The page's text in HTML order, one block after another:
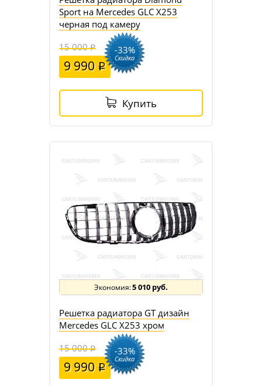
Sport на Mercedes GLC X253
черная под камеру
15 000
9 990
-33%
Скидка
Купить
5 010 руб.
Решетка радиатора GT дизайн
Mercedes GLC X253 хром
15 000
9 990
-33%
Скидка